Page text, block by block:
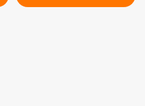
MEILLEURE «